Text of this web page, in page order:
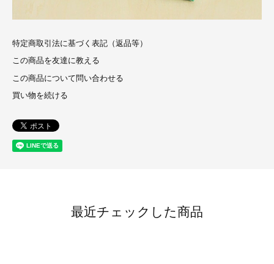
特定商取引法に基づく表記（返品等）
この商品を友達に教える
この商品について問い合わせる
買い物を続ける
最近チェックした商品